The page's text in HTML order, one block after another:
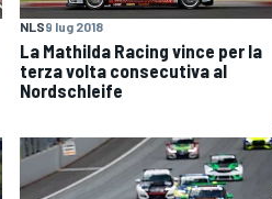
NLS9 lug 2018
La Mathilda Racing vince per la
terza volta consecutiva al
Nordschleife